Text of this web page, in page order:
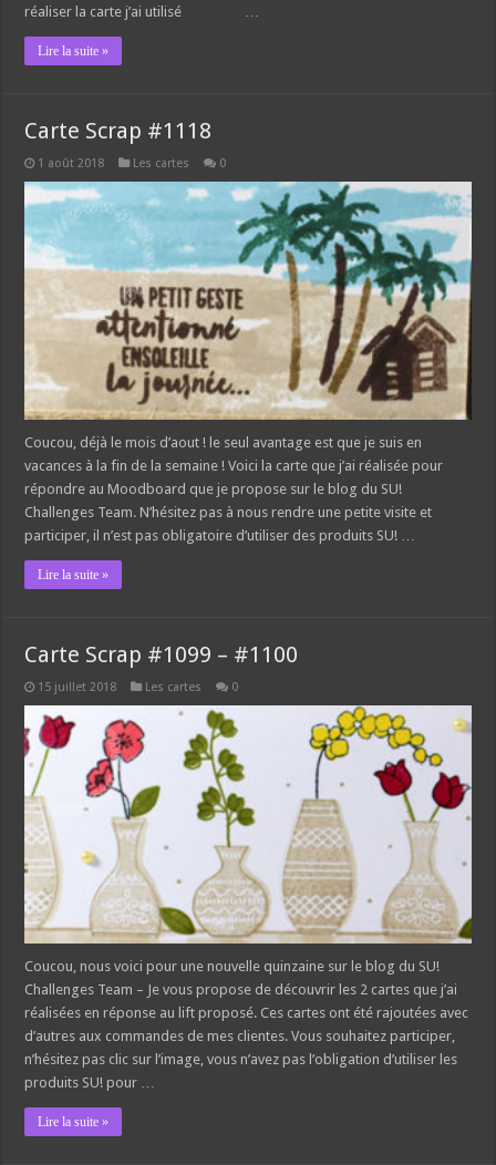
réaliser la carte j’ai utilisé …
Lire la suite »
Carte Scrap #1118
1 août 2018 Les cartes 0
Coucou, déjà le mois d’aout ! le seul avantage est que je suis en
vacances à la fin de la semaine ! Voici la carte que j’ai réalisée pour
répondre au Moodboard que je propose sur le blog du SU!
Challenges Team. N’hésitez pas à nous rendre une petite visite et
participer, il n’est pas obligatoire d’utiliser des produits SU! …
Lire la suite »
Carte Scrap #1099 – #1100
15 juillet 2018 Les cartes 0
Coucou, nous voici pour une nouvelle quinzaine sur le blog du SU!
Challenges Team – Je vous propose de découvrir les 2 cartes que j’ai
réalisées en réponse au lift proposé. Ces cartes ont été rajoutées avec
d’autres aux commandes de mes clientes. Vous souhaitez participer,
n’hésitez pas clic sur l’image, vous n’avez pas l’obligation d’utiliser les
produits SU! pour …
Lire la suite »